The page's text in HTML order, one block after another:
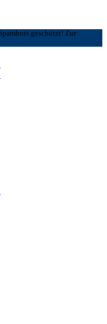
geschützt! Zur